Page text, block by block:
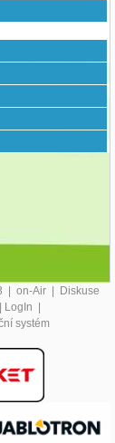
| on-Air | Diskuse
| LogIn |
systém